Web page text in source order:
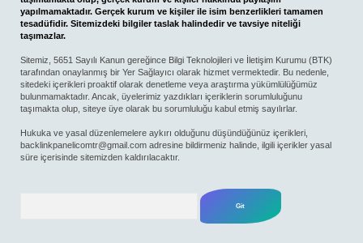
yapılmamaktadır. Gerçek kurum ve kişiler ile isim benzerlikleri tamamen
tesadüfidir. Sitemizdeki bilgiler taslak halindedir ve tavsiye niteliği
taşımazlar.
Sitemiz, 5651 Sayılı Kanun gereğince Bilgi Teknolojileri ve İletişim Kurumu (BTK)
tarafından onaylanmış bir Yer Sağlayıcı olarak hizmet vermektedir. Bu nedenle,
sitedeki içerikleri proaktif olarak denetleme veya araştırma yükümlülüğümüz
bulunmamaktadır. Ancak, üyelerimiz yazdıkları içeriklerin sorumluluğunu
taşımakta olup, siteye üye olarak bu sorumluluğu kabul etmiş sayılırlar.
Hukuka ve yasal düzenlemelere aykırı olduğunu düşündüğünüz içerikleri,
backlinkpanelicomtr@gmail.com adresine bildirmeniz halinde, ilgili içerikler yasal
süre içerisinde sitemizden kaldırılacaktır.